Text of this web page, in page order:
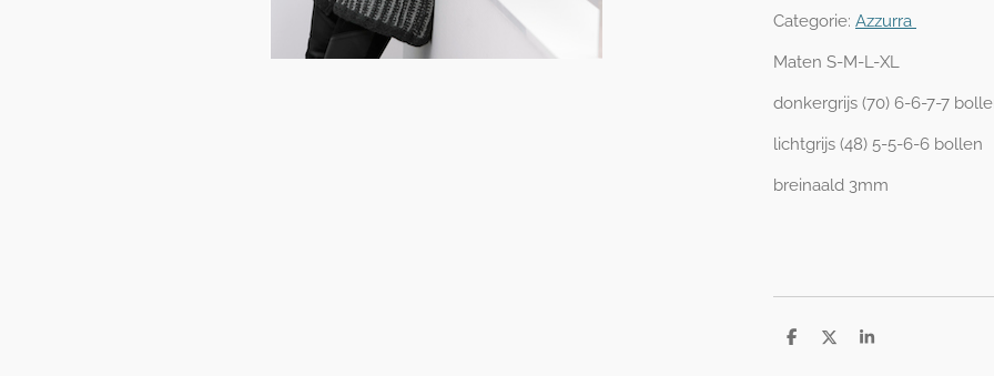
Categorie: Azzurra
Maten S-M-L-XL
donkergrijs (70) 6-6-7-7
lichtgrijs (48) 5-5-6-6 bollen
breinaald 3mm
D
D
S